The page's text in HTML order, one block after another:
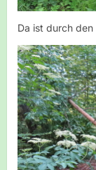
Da ist durch